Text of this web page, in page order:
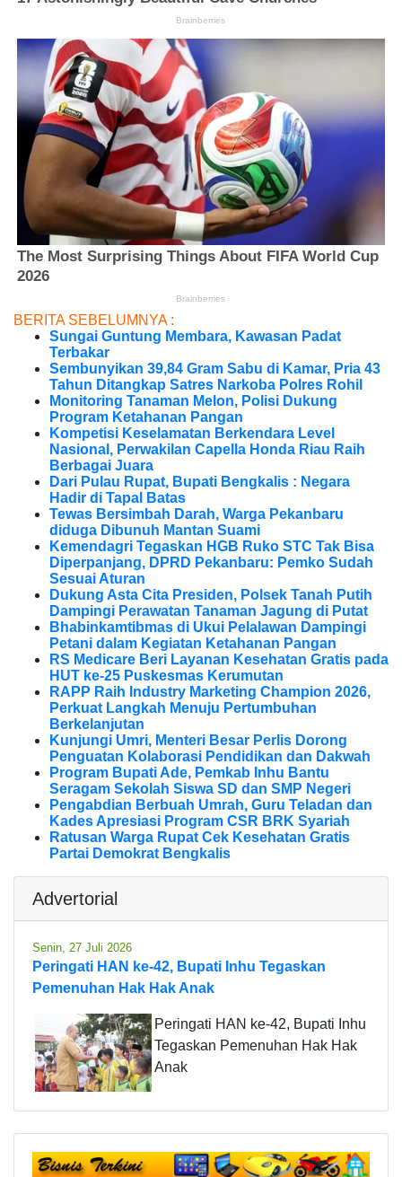
BERITA SEBELUMNYA :
Sungai Guntung Membara, Kawasan Padat
Terbakar
Sembunyikan 39,84 Gram Sabu di Kamar, Pria 43
Tahun Ditangkap Satres Narkoba Polres Rohil
Monitoring Tanaman Melon, Polisi Dukung
Program Ketahanan Pangan
Kompetisi Keselamatan Berkendara Level
Nasional, Perwakilan Capella Honda Riau Raih
Berbagai Juara
Dari Pulau Rupat, Bupati Bengkalis : Negara
Hadir di Tapal Batas
Tewas Bersimbah Darah, Warga Pekanbaru
diduga Dibunuh Mantan Suami
Kemendagri Tegaskan HGB Ruko STC Tak Bisa
Diperpanjang, DPRD Pekanbaru: Pemko Sudah
Sesuai Aturan
Dukung Asta Cita Presiden, Polsek Tanah Putih
Dampingi Perawatan Tanaman Jagung di Putat
Bhabinkamtibmas di Ukui Pelalawan Dampingi
Petani dalam Kegiatan Ketahanan Pangan
RS Medicare Beri Layanan Kesehatan Gratis pada
HUT ke-25 Puskesmas Kerumutan
RAPP Raih Industry Marketing Champion 2026,
Perkuat Langkah Menuju Pertumbuhan
Berkelanjutan
Kunjungi Umri, Menteri Besar Perlis Dorong
Penguatan Kolaborasi Pendidikan dan Dakwah
Program Bupati Ade, Pemkab Inhu Bantu
Seragam Sekolah Siswa SD dan SMP Negeri
Pengabdian Berbuah Umrah, Guru Teladan dan
Kades Apresiasi Program CSR BRK Syariah
Ratusan Warga Rupat Cek Kesehatan Gratis
Partai Demokrat Bengkalis
Advertorial
Senin, 27 Juli 2026
Peringati HAN ke-42, Bupati Inhu Tegaskan
Pemenuhan Hak Hak Anak
Peringati HAN ke-42, Bupati Inhu
Tegaskan Pemenuhan Hak Hak
Anak